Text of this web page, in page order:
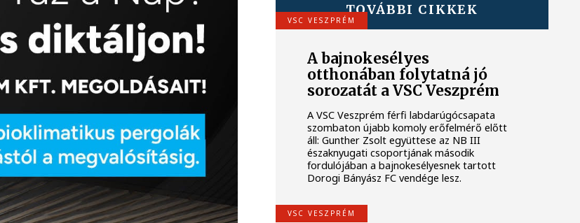
TOVÁBBI CIKKEK
VSC VESZPRÉM
A bajnokesélyes
otthonában folytatná jó
sorozatát a VSC Veszprém
A VSC Veszprém férfi labdarúgócsapata
szombaton újabb komoly erőfelmérő előtt
áll: Gunther Zsolt együttese az NB III
északnyugati csoportjának második
fordulójában a bajnokesélyesnek tartott
Dorogi Bányász FC vendége lesz.
VSC VESZPRÉM